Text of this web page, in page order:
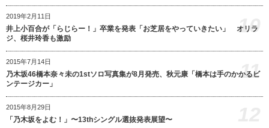
2019年2月11日
井上小百合が「らじらー！」卒業を発表「お芝居をやっていきたい」 オリラ
ジ、桜井玲香も激励
10
2015年7月14日
乃木坂46橋本奈々未の1stソロ写真集が8月発売、秋元康「橋本は手のかかるビ
ンテージカー」
11
2015年8月29日
「乃木坂をよむ！」〜13thシングル選抜発表展望〜